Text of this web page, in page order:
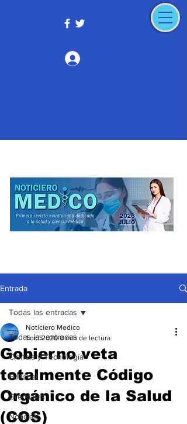
Entrada
Todas las entradas
Ciencia y Tecnología
Editorial
Gremiales
Noticias
Todas las entradas
Gobierno veta
totalmente Código
Orgánico de la Salud
(COS)
Noticiero Medico
1 oct 2020 0 min de lectura